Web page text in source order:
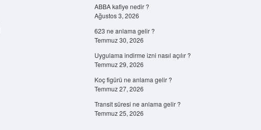
ABBA kafiye nedir ?
Ağustos 3, 2026
623 ne anlama gelir ?
Temmuz 30, 2026
Uygulama indirme izni nasıl açılır ?
Temmuz 29, 2026
Koç figürü ne anlama gelir ?
Temmuz 27, 2026
Transit süresi ne anlama gelir ?
Temmuz 25, 2026